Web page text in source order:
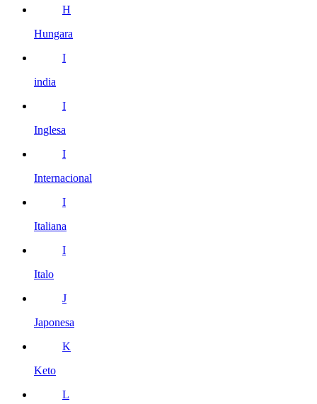
H
Hungara
I
india
I
Inglesa
I
Internacional
I
Italiana
I
Italo
J
Japonesa
K
Keto
L